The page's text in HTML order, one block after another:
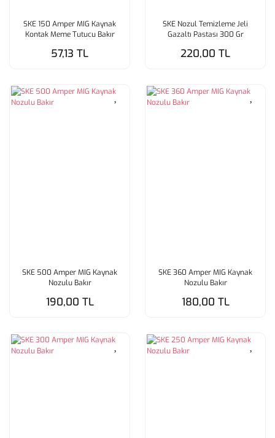
SKE 150 Amper MIG Kaynak
Kontak Meme Tutucu Bakır
57,13 TL
SKE Nozul Temizleme Jeli
Gazaltı Pastası 300 Gr
220,00 TL
SKE 500 Amper MIG Kaynak
Nozulu Bakır
190,00 TL
SKE 360 Amper MIG Kaynak
Nozulu Bakır
180,00 TL